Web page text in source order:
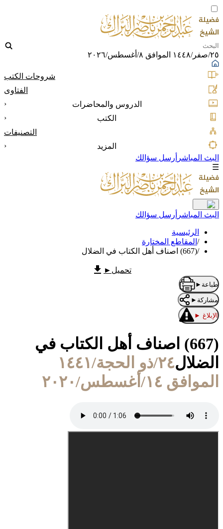
٢٥/صفر/١٤٤٨ الموافق ٨/أغسطس/٢٠٢٦
شروحات الكتب
الفتاوى
الدروس والمحاضرات
‹
الكتب
‹
التصنيفات
المزيد
‹
البث المباشر أرسل سؤالك
☰
البث المباشر أرسل سؤالك
الرئيسية
/ المقاطع المختارة
/(667) اصناف أهل الكتاب في الضلال
تحميل ►
طباعة ►
مشاركة ►
الإبلاغ ►
(667) اصناف أهل الكتاب في
الضلال
٢٤/ذو الحجة/١٤٤١
الموافق ١٤/أغسطس/٢٠٢٠